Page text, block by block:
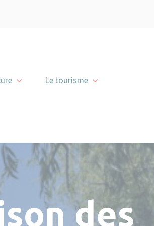
Le tourisme
des